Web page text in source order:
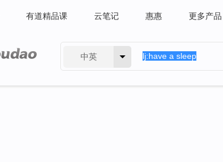
有道精品课 云笔记 惠惠 更多产品
中英